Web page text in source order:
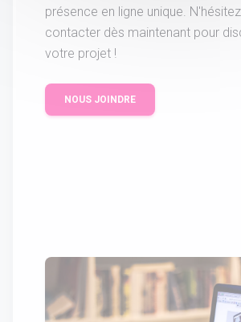
présence en ligne unique.
contacter dès maintenant pour
votre projet !
NOUS JOINDRE